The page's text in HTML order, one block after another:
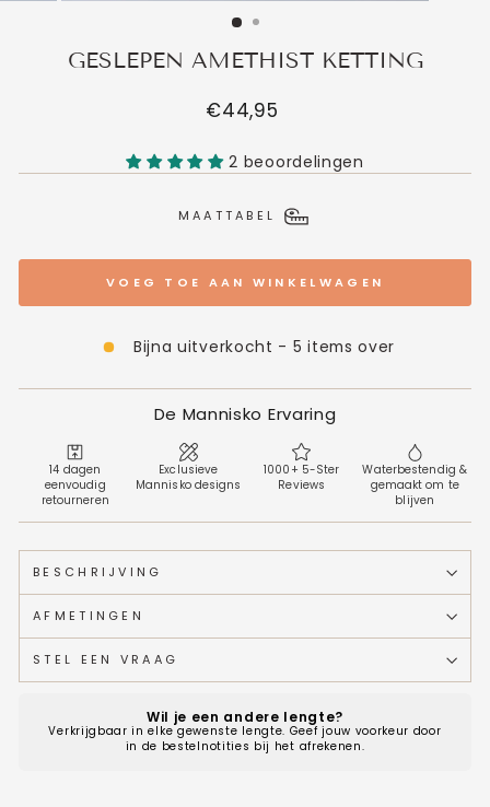
GESLEPEN AMETHIST KETTING
Normale
€44,95
2 beoordelingen
MAATTABEL
VOEG TOE AAN WINKELWAGEN
Bijna uitverkocht - 5 items over
De Mannisko Ervaring
14 dagen
eenvoudig
retourneren
Exclusieve
Mannisko designs
1000+ 5-Ster
Reviews
Waterbestendig &
gemaakt om te
blijven
BESCHRIJVING
AFMETINGEN
STEL EEN VRAAG
Wil je een andere lengte?
Verkrijgbaar in elke gewenste lengte. Geef jouw voorkeur door
in de bestelnotities bij het afrekenen.